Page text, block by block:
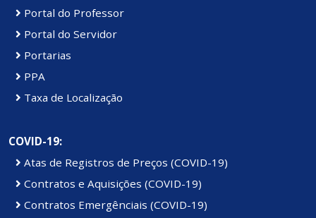
Portal do Professor
Portal do Servidor
Portarias
PPA
Taxa de Localização
COVID-19:
Atas de Registros de Preços (COVID-19)
Contratos e Aquisições (COVID-19)
Contratos Emergênciais (COVID-19)